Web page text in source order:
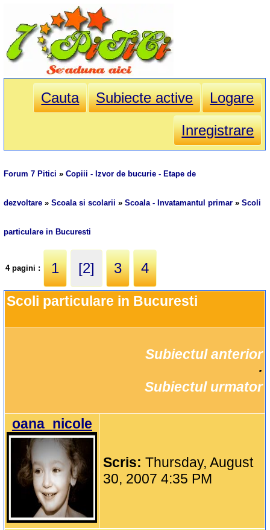
Cauta Subiecte active
Logare
Inregistrare
Forum 7 Pitici »Copiii - Izvor de bucurie - Etape de
dezvoltare »Scoala si scolarii »Scoala - Invatamantul primar »Scoli
particulare in Bucuresti
4 pagini : 1 [2] 3 4
Scoli particulare in Bucuresti
Subiectul anterior
Subiectul urmator
oana_nicole
Scris:Thursday, August
30, 2007 4:35 PM